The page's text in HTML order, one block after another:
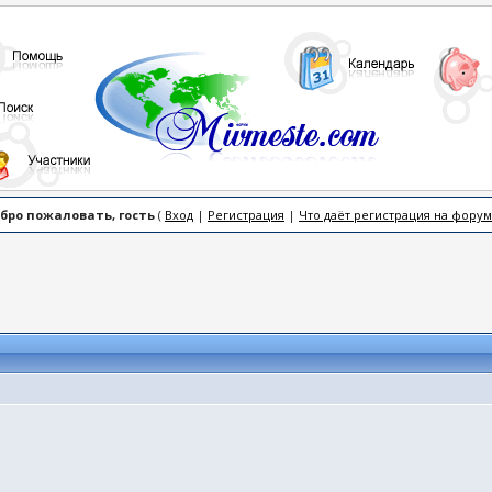
пожаловать, гость( Вход| Регистрация | Что даёт регистрация на